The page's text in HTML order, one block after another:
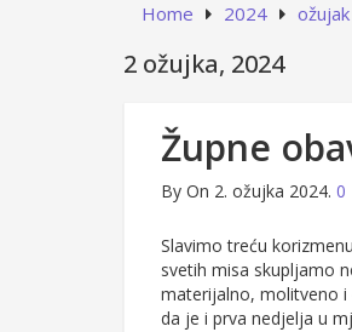
Home 2024 ožujak
2 ožujka, 2024
Župne
By On 2. ožujka 2024. 0
Slavimo treću
svetih misa skupljamo
materijalno, molitveno i
da je i prva nedjelja u